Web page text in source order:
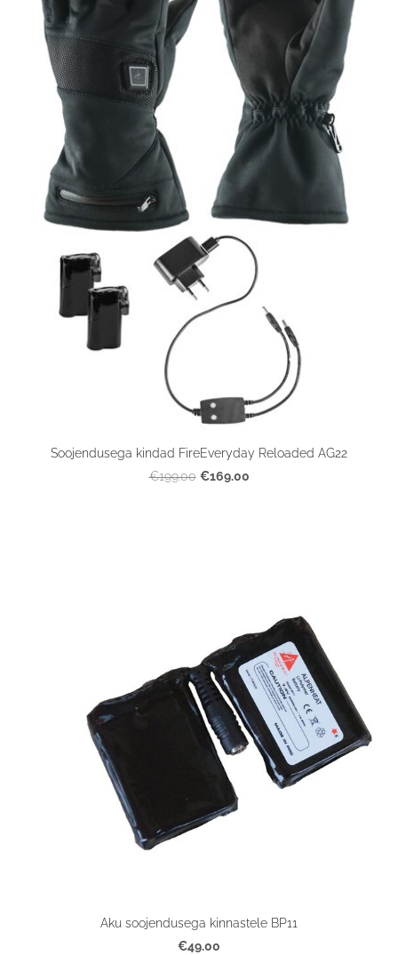
Soojendusega kindad FireEveryday Reloaded AG22
€199.00 €169.00
Aku soojendusega kinnastele BP11
€49.00